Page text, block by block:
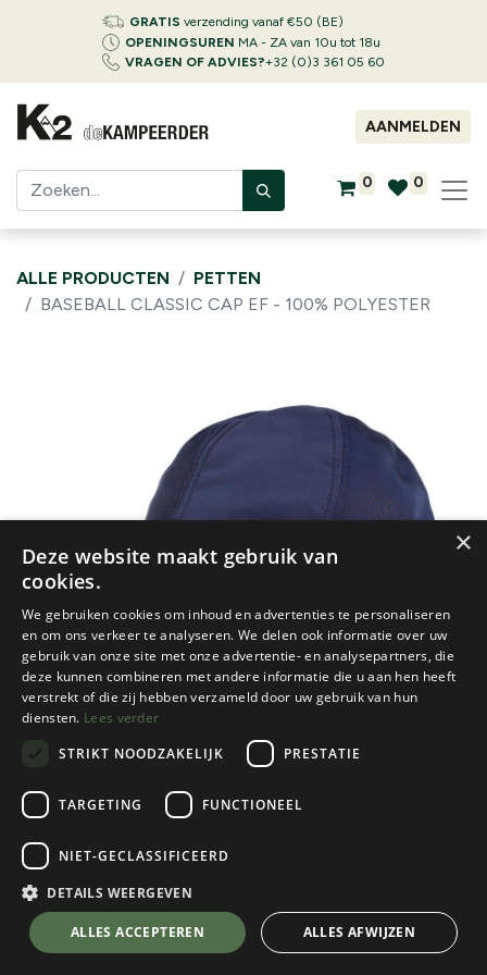
GRATIS verzending vanaf €50 (BE)
OPENINGSUREN MA - ZA van 10u tot 18u
VRAGEN OF ADVIES?+32 (0)3 361 05 60
AANMELDEN
0 0
ALLE PRODUCTEN
PETTEN
BASEBALL CLASSIC CAP EF - 100% POLYESTER
Wigens
Baseball Classic Cap EF - 100% Polyester
Navy
Kies een maat💬 Stel je vraag over dit product via WhatsApp
×
Deze website maakt gebruik van
cookies.
We gebruiken cookies om inhoud en advertenties te personaliseren
en om ons verkeer te analyseren. We delen ook informatie over uw
gebruik van onze site met onze advertentie- en analysepartners, die
deze kunnen combineren met andere informatie die u aan hen heeft
verstrekt of die zij hebben verzameld door uw gebruik van hun
diensten. Lees verder
STRIKT NOODZAKELIJK
PRESTATIE
TARGETING FUNCTIONEEL
NIET-GECLASSIFICEERD
DETAILS WEERGEVEN
ALLES ACCEPTEREN ALLES AFWIJZEN